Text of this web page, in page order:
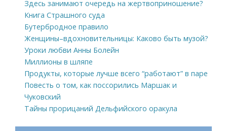
Здесь занимают очередь на жертвоприношение?
Книга Страшного суда
Бутербродное правило
Женщины–вдохновительницы: Каково быть музой?
Уроки любви Анны Болейн
Миллионы в шляпе
Продукты, которые лучше всего “работают” в паре
Повесть о том, как поссорились Маршак и
Чуковский
Тайны прорицаний Дельфийского оракула